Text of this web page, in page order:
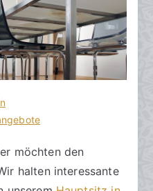
möchten den
halten interessante